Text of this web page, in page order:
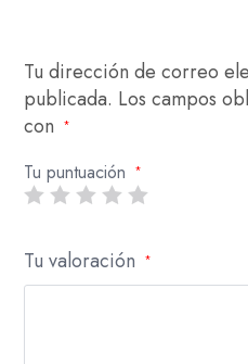
Tu dirección de correo
publicada. Los campos
con
*
Tu puntuación *
Tu valoración *